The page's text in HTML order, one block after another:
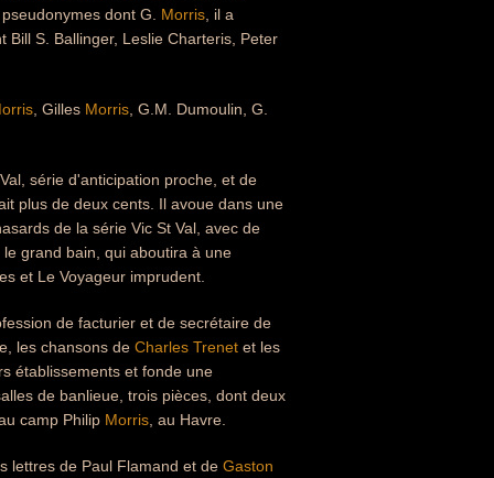
dont G. Morris , il a
S. Ballinger, Leslie Charteris, Peter
, Gilles Morris , G.M. Dumoulin, G.
série d'anticipation proche, et de
plus de deux cents. Il avoue dans une
de la série Vic St Val, avec de
grand bain, qui aboutira à une
et Le Voyageur imprudent.
de facturier et de secrétaire de
les chansons de Charles Trenet et les
établissements et fonde une
de banlieue, trois pièces, dont deux
camp Philip Morris , au Havre.
lettres de Paul Flamand et de Gaston